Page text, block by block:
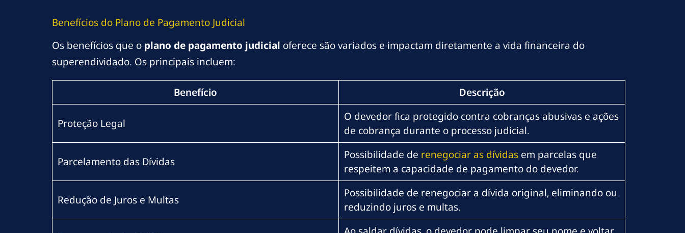
Benefícios do Plano de Pagamento Judicial
Os benefícios que o plano de pagamento judicial oferece são variados e impactam diretamente a vida financeira do
superendividado. Os principais incluem:
Benefício Descrição
Proteção Legal
O devedor fica protegido contra cobranças abusivas e ações
de cobrança durante o processo judicial.
Parcelamento das Dívidas
Possibilidade de renegociar as dívidasem parcelas que
respeitem a capacidade de pagamento do devedor.
Redução de Juros e Multas
Possibilidade de renegociar a dívida original, eliminando ou
reduzindo juros e multas.